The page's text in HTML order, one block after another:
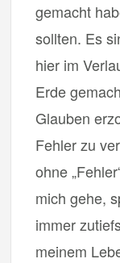
gemacht
sollten. Es
hier im
Erde
Glauben
Fehler zu
ohne
mich gehe,
immer
meinem